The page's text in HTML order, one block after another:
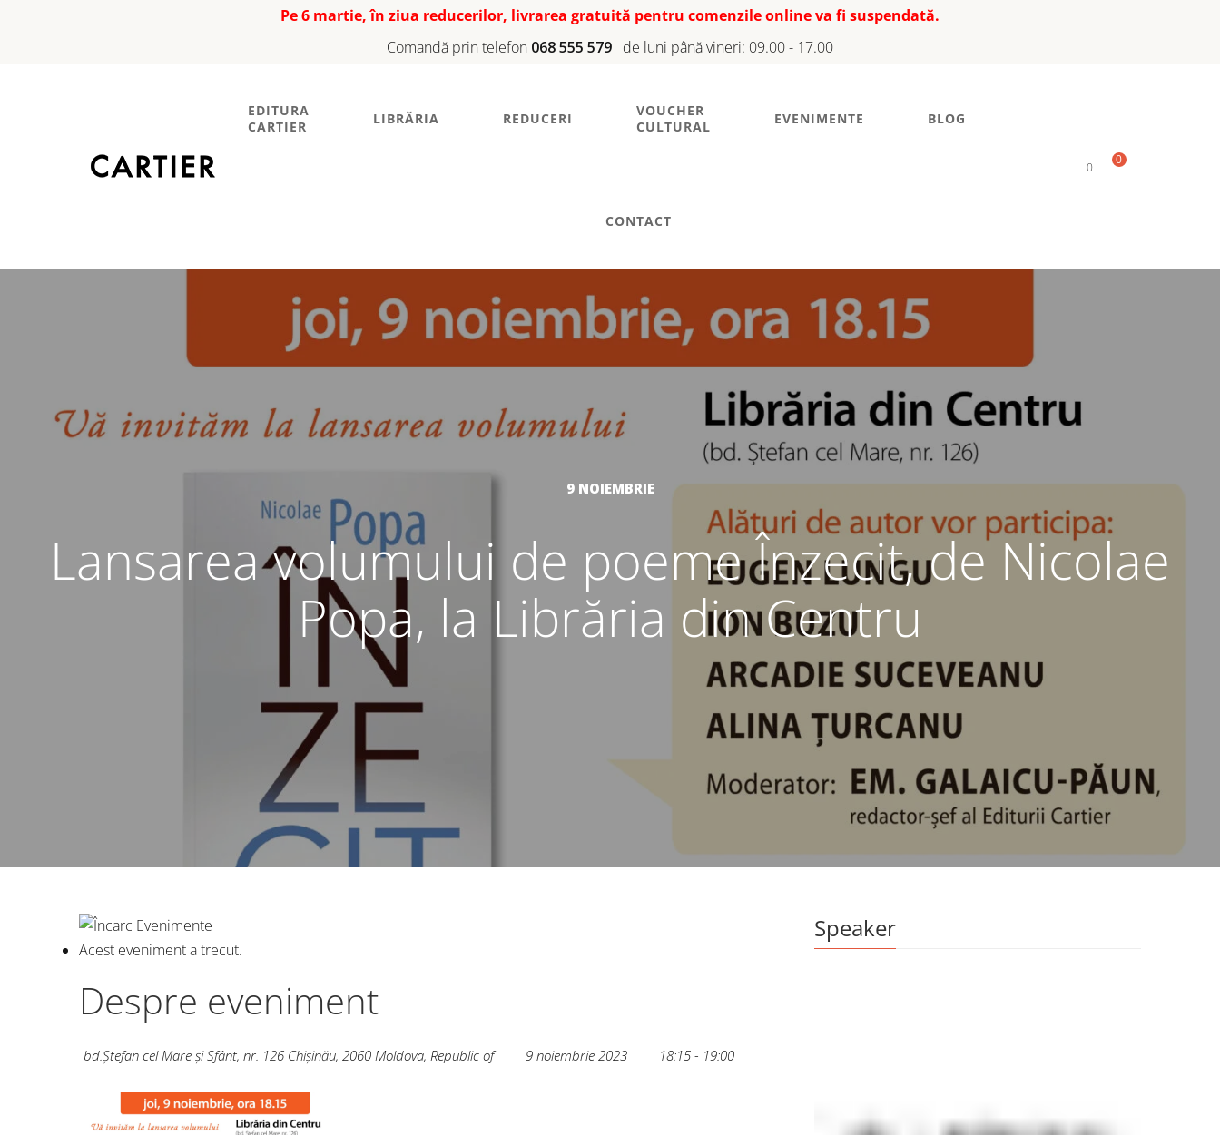
Pe 6 martie, în ziua reducerilor, livrarea gratuită pentru comenzile online va fi suspendată.
Comandă prin telefon 068 555 579 de luni până vineri: 09.00 - 17.00
EDITURA
CARTIER
LIBRĂRIA REDUCERI
VOUCHER
CULTURAL
EVENIMENTE BLOG
CONTACT
0
0
9 NOIEMBRIE
Lansarea volumului de poeme Înzecit, de Nicolae
Popa, la Librăria din Centru
Acest eveniment a trecut.
Despre eveniment
bd.Ștefan cel Mare și Sfânt, nr. 126 Chișinău, 2060 Moldova, Republic of 9 noiembrie 2023 18:15 - 19:00
Speaker